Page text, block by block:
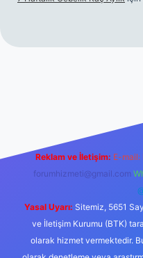
Reklam ve İletişim: E-mail:
forumhizmeti@gmail.com
Yasal Uyarı: Sitemiz, 5651
ve İletişim Kurumu (BTK)
olarak hizmet vermektedir.